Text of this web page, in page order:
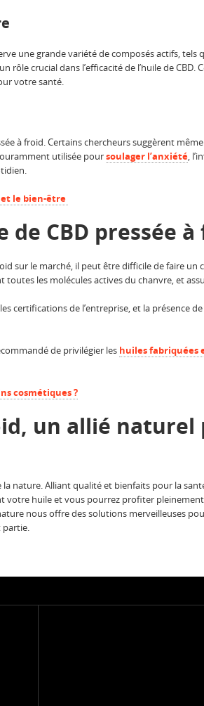
une grande variété de composés actifs, tels
crucial dans l’efficacité de l’huile de CBD.
votre santé.
à froid. Certains chercheurs suggèrent
utilisée poursoulager l’anxiété,
le bien-être
CBD pressée à
sur le marché, il peut être difficile de faire un
toutes les molécules actives du chanvre, et
certifications de l’entreprise, et la présence
de privilégier les huiles fabriquées
cosmétiques ?
un allié
nature. Alliant qualité et bienfaits pour la
huile et vous pourrez profiter
nous offre des solutions merveilleuses
partie.